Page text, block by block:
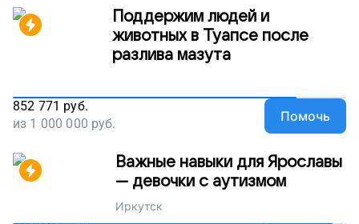
Поддержим людей и
животных в Туапсе после
разлива мазута
852 771 руб.
из 1 000 000 руб. Помочь
Важные навыки для Ярославы
— девочки с аутизмом
Иркутск